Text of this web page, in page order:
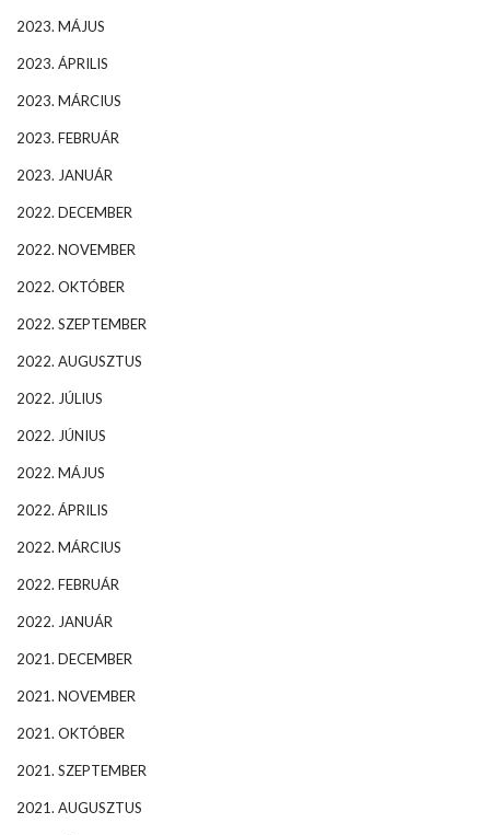
2023. MÁJUS
2023. ÁPRILIS
2023. MÁRCIUS
2023. FEBRUÁR
2023. JANUÁR
2022. DECEMBER
2022. NOVEMBER
2022. OKTÓBER
2022. SZEPTEMBER
2022. AUGUSZTUS
2022. JÚLIUS
2022. JÚNIUS
2022. MÁJUS
2022. ÁPRILIS
2022. MÁRCIUS
2022. FEBRUÁR
2022. JANUÁR
2021. DECEMBER
2021. NOVEMBER
2021. OKTÓBER
2021. SZEPTEMBER
2021. AUGUSZTUS